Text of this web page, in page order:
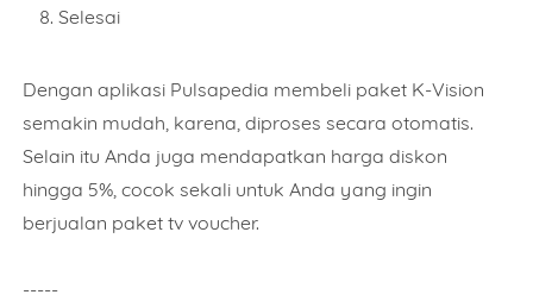
Selesai
Dengan aplikasi Pulsapedia membeli paket K-Vision
semakin mudah, karena, diproses secara otomatis.
Selain itu Anda juga mendapatkan harga diskon
hingga 5%, cocok sekali untuk Anda yang ingin
berjualan paket tv voucher.
-----